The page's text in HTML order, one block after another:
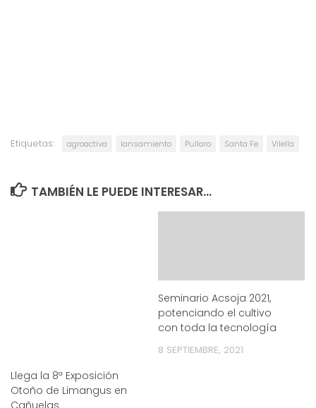
Etiquetas: agroactiva lansamiento Pullaro Santa Fe Vilella
TAMBIÉN LE PUEDE INTERESAR...
Llega la 8ª Exposición
Otoño de Limangus en
Cañuelas
Seminario Acsoja 2021,
potenciando el cultivo
con toda la tecnología
8 SEPTIEMBRE, 2021